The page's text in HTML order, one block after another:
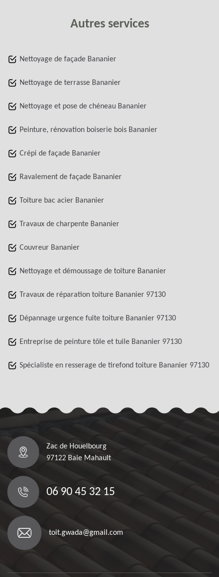
Autres services
Nettoyage de façade Bananier
Nettoyage de terrasse Bananier
Nettoyage et pose de chéneau Bananier
Peinture, rénovation boiserie bois Bananier
Crépi de façade Bananier
Ravalement de façade Bananier
Toiture bac acier Bananier
Travaux de charpente Bananier
Couvreur Bananier
Nettoyage et démoussage de toiture Bananier
Travaux de réparation toiture Bananier 97130
Dépannage urgence fuite toiture Bananier 97130
Entreprise de peinture tôle et tuile Bananier 97130
Spécialiste en resserage de tirefond toiture Bananier 97130
Zac de Houelbourg
97122 Baie Mahault
06 90 45 32 15
toit.gwada@gmail.com